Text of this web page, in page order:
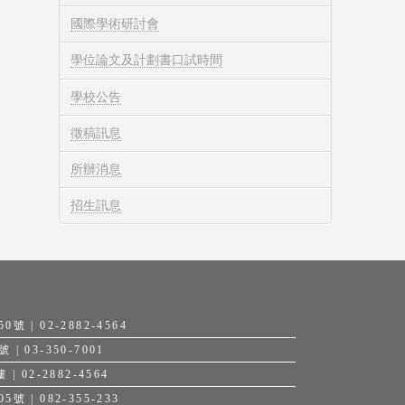
國際學術研討會
學位論文及計劃書口試時間
學校公告
徵稿訊息
所辦消息
招生訊息
號 | 02-2882-4564
| 03-350-7001
| 02-2882-4564
號 | 082-355-233